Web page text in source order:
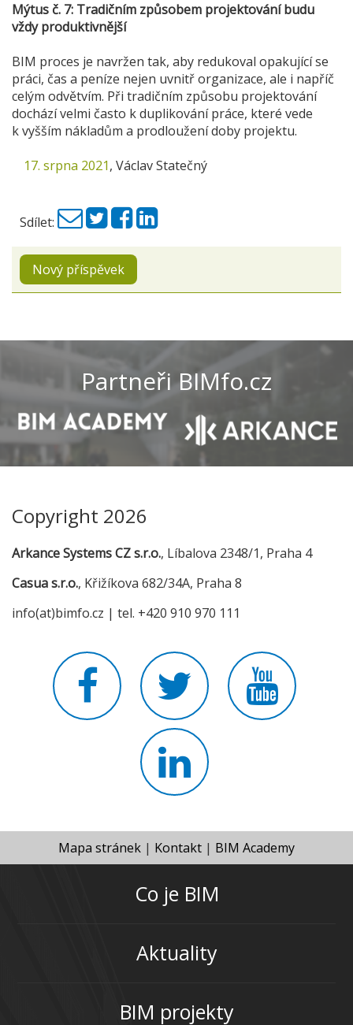
Mýtus č. 7: Tradičním způsobem projektování budu
vždy produktivnější
BIM proces je navržen tak, aby redukoval opakující se
práci, čas a peníze nejen uvnitř organizace, ale i napříč
celým odvětvím. Při tradičním způsobu projektování
dochází velmi často k duplikování práce, které vede
k vyšším nákladům a prodloužení doby projektu.
17. srpna 2021, Václav Statečný
Sdílet:
Nový příspěvek
Partneři BIMfo.cz
Copyright 2026
Arkance Systems CZ s.r.o., Líbalova 2348/1, Praha 4
Casua s.r.o., Křižíkova 682/34A, Praha 8
info(at)bimfo.cz | tel. +420 910 970 111
Mapa stránek | Kontakt | BIM Academy
Co je BIM
Aktuality
BIM projekty